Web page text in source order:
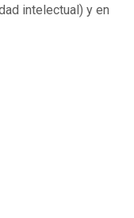
intelectual) y en